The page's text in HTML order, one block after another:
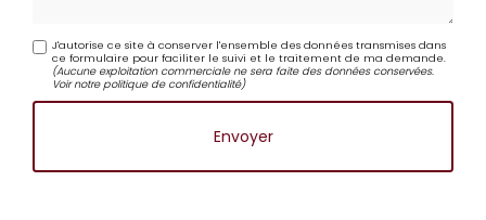
J'autorise ce site à conserver l'ensemble des données transmises dans
ce formulaire pour faciliter le suivi et le traitement de ma demande.
(Aucune exploitation commerciale ne sera faite des données conservées.
Voir notrepolitique de confidentialité)